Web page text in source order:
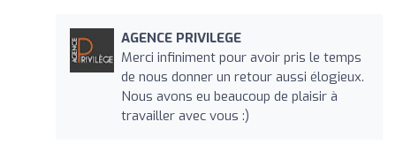
AGENCE PRIVILEGE
Merci infiniment pour avoir pris le temps
de nous donner un retour aussi élogieux.
Nous avons eu beaucoup de plaisir à
travailler avec vous :)